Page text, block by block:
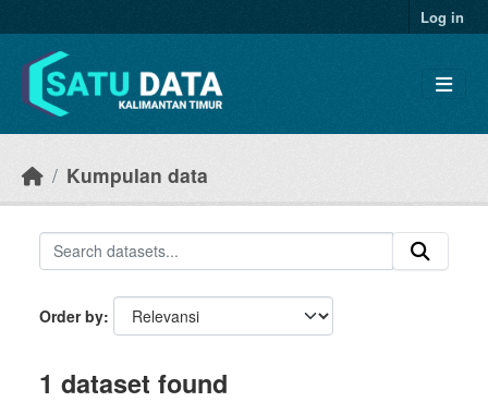
Log in
Kumpulan data
Order by
1 dataset found